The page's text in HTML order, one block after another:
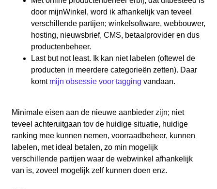
door mijnWinkel, word ik afhankelijk van teveel
verschillende partijen; winkelsoftware, webbouwer,
hosting, nieuwsbrief, CMS, betaalprovider en dus
productenbeheer.
Last but not least. Ik kan niet labelen (oftewel de
producten in meerdere categorieën zetten). Daar
komt mijn obsessie voor tagging vandaan.
Minimale eisen aan de nieuwe aanbieder zijn; niet
teveel achteruitgaan tov de huidige situatie, huidige
ranking mee kunnen nemen, voorraadbeheer, kunnen
labelen, met ideal betalen, zo min mogelijk
verschillende partijen waar de webwinkel afhankelijk
van is, zoveel mogelijk zelf kunnen doen enz.